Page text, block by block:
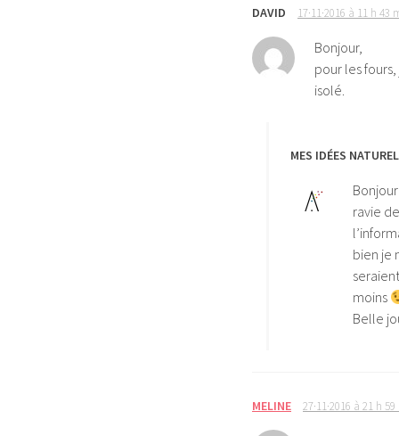
DAVID 17·11·2016 à 11 h 43
Bonjour,
pour les
isolé.
MES IDÉES
ravie
bien je
moins
Belle
MELINE 27·11·2016 à 21 h